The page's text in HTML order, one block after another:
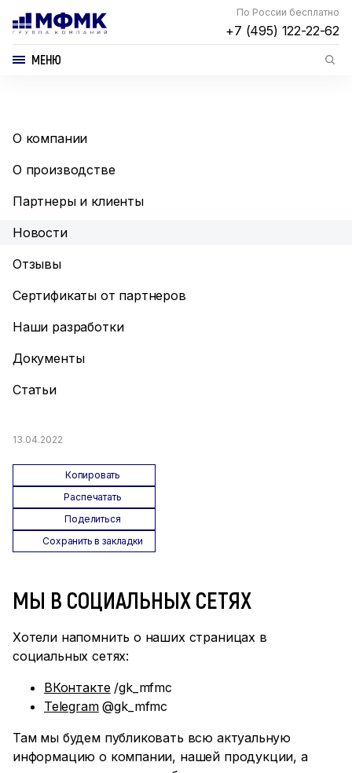
По России бесплатно
+7 (495) 122-22-62
МЕНЮ
О компании
О производстве
Партнеры и клиенты
Новости
Отзывы
Сертификаты от партнеров
Наши разработки
Документы
Статьи
13.04.2022
Копировать
Распечатать
Поделиться
Сохранить в закладки
МЫ В СОЦИАЛЬНЫХ СЕТЯХ
Хотели напомнить о наших страницах в
социальных сетях:
ВКонтакте/gk_mfmc
Telegram@gk_mfmc
Там мы будем публиковать всю актуальную
информацию о компании, нашей продукции, а